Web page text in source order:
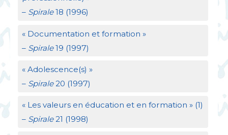
– Spirale18 (1996)
« Documentation et formation »
– Spirale19 (1997)
« Adolescence(s) »
– Spirale20 (1997)
« Les valeurs en éducation et en formation » (1)
– Spirale21 (1998)